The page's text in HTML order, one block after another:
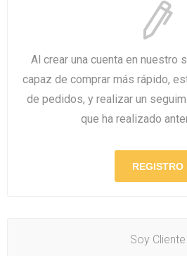
Al crear una cuenta en nuestro
capaz de comprar más rápido,
de pedidos, y realizar un
que ha realizado
Soy Cliente